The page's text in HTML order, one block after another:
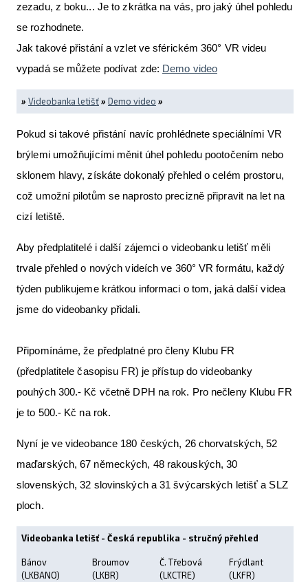
zezadu, z boku... Je to zkrátka na vás, pro jaký úhel pohledu
se rozhodnete.
Jak takové přistání a vzlet ve sférickém 360° VR videu
vypadá se můžete podívat zde: Demo video
» Videobanka letišť» Demo video »
Pokud si takové přistání navíc prohlédnete speciálními VR
brýlemi umožňujícími měnit úhel pohledu pootočením nebo
sklonem hlavy, získáte dokonalý přehled o celém prostoru,
což umožní pilotům se naprosto precizně připravit na let na
cizí letiště.
Aby předplatitelé i další zájemci o videobanku letišť měli
trvale přehled o nových videích ve 360° VR formátu, každý
týden publikujeme krátkou informaci o tom, jaká další videa
jsme do videobanky přidali.
Připomínáme, že předplatné pro členy Klubu FR
(předplatitele časopisu FR) je přístup do videobanky
pouhých 300.- Kč včetně DPH na rok. Pro nečleny Klubu FR
je to 500.- Kč na rok.
Nyní je ve videobance 180 českých, 26 chorvatských, 52
maďarských, 67 německých, 48 rakouských, 30
slovenských, 32 slovinských a 31 švýcarských letišť a SLZ
ploch.
Videobanka letišť - Česká republika - stručný přehled
Bánov
(LKBANO)
Broumov
(LKBR)
Č. Třebová
(LKCTRE)
Frýdlant
(LKFR)